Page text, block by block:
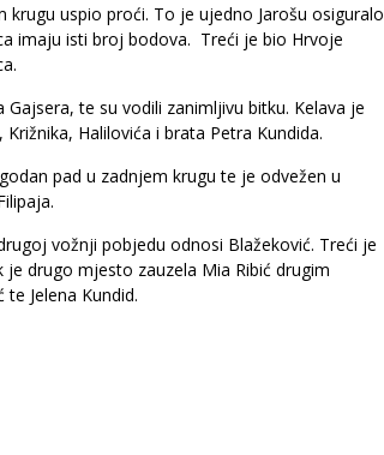
uspio proći. To je ujedno Jarošu osiguralo
imaju isti broj bodova. Treći je bio Hrvoje
te su vodili zanimljivu bitku. Kelava je
Halilovića i brata Petra Kundida.
pad u zadnjem krugu te je odvežen u
vožnji pobjedu odnosi Blažeković. Treći je
drugo mjesto zauzela Mia Ribić drugim
Jelena Kundid.